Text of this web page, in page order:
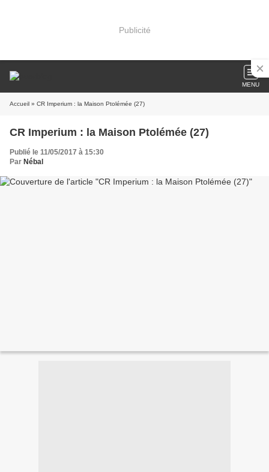
Publicité
MENU
Accueil » CR Imperium : la Maison Ptolémée (27)
CR Imperium : la Maison Ptolémée (27)
Publié le 11/05/2017 à 15:30
Par Nébal